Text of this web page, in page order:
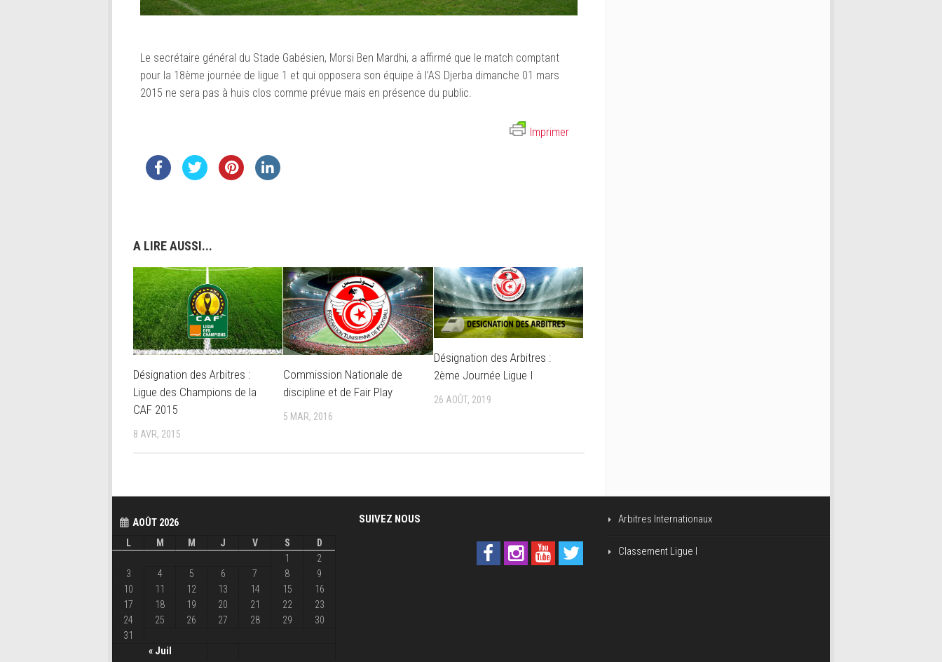
Le secrétaire général du Stade Gabésien, Morsi Ben Mardhi, a affirmé que le match comptant
pour la 18ème journée de ligue 1 et qui opposera son équipe à l’AS Djerba dimanche 01 mars
2015 ne sera pas à huis clos comme prévue mais en présence du public.
Imprimer
A LIRE AUSSI...
Désignation des Arbitres :
Ligue des Champions de la
CAF 2015
8 AVR, 2015
Commission Nationale de
discipline et de Fair Play
5 MAR, 2016
Désignation des Arbitres :
2ème Journée Ligue I
26 AOÛT, 2019
AOÛT 2026
L
M M J V S D
« Juil
1
2
3
4 5 6 7 8
9
10
11 12 13 14 15
16
17
18 19 20 21 22
23
24
25 26 27 28 29
30
31
SUIVEZ NOUS Arbitres Internationaux
Classement Ligue I